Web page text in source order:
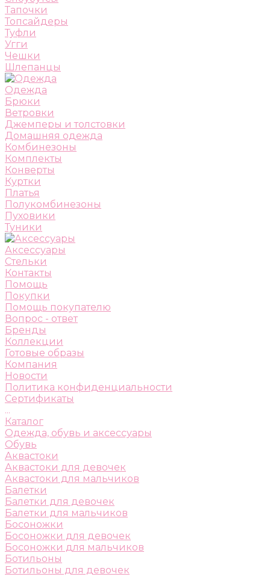
Тапочки
Топсайдеры
Туфли
Угги
Чешки
Шлепанцы
Одежда
Брюки
Ветровки
Джемперы и толстовки
Домашняя одежда
Комбинезоны
Комплекты
Конверты
Куртки
Платья
Полукомбинезоны
Пуховики
Туники
Аксессуары
Стельки
Контакты
Помощь
Покупки
Помощь покупателю
Вопрос - ответ
Бренды
Коллекции
Готовые образы
Компания
Новости
Политика конфиденциальности
Сертификаты
...
Каталог
Одежда, обувь и аксессуары
Обувь
Аквастоки
Аквастоки для девочек
Аквастоки для мальчиков
Балетки
Балетки для девочек
Балетки для мальчиков
Босоножки
Босоножки для девочек
Босоножки для мальчиков
Ботильоны
Ботильоны для девочек